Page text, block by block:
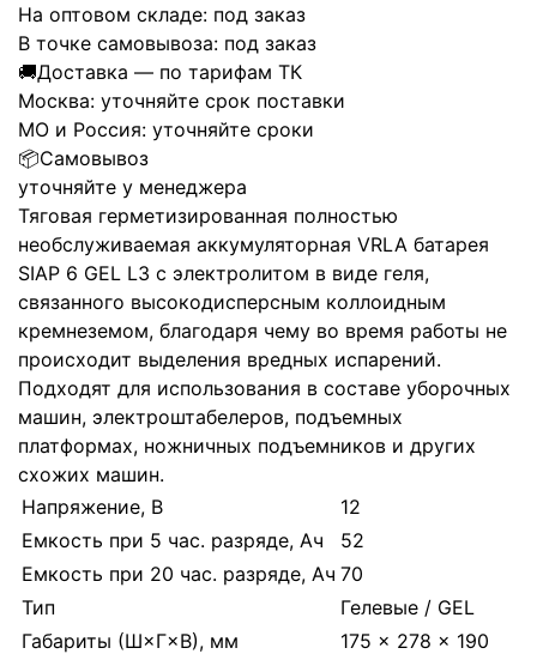
На оптовом складе: под заказ
В точке самовывоза: под заказ
🚚Доставка — по тарифам ТК
Москва: уточняйте срок поставки
МО и Россия: уточняйте сроки
📦Самовывоз
уточняйте у менеджера
Тяговая герметизированная полностью
необслуживаемая аккумуляторная VRLA батарея
SIAP 6 GEL L3 с электролитом в виде геля,
связанного высокодисперсным коллоидным
кремнеземом, благодаря чему во время работы не
происходит выделения вредных испарений.
Подходят для использования в составе уборочных
машин, электроштабелеров, подъемных
платформах, ножничных подъемников и других
схожих машин.
Напряжение, В
12
Емкость при 5 час. разряде, Ач
52
Емкость при 20 час. разряде, Ач 70
Тип
Гелевые / GEL
Габариты (Ш×Г×В), мм
175 × 278 × 190